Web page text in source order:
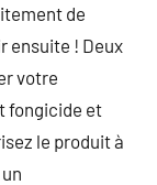
de
ensuite ! Deux
votre
fongicide et
le produit à